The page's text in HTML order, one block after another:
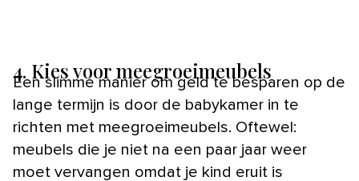
4. Kies voor meegroeimeubels
Een slimme manier om geld te besparen op de
lange termijn is door de babykamer in te
richten met meegroeimeubels. Oftewel:
meubels die je niet na een paar jaar weer
moet vervangen omdat je kind eruit is